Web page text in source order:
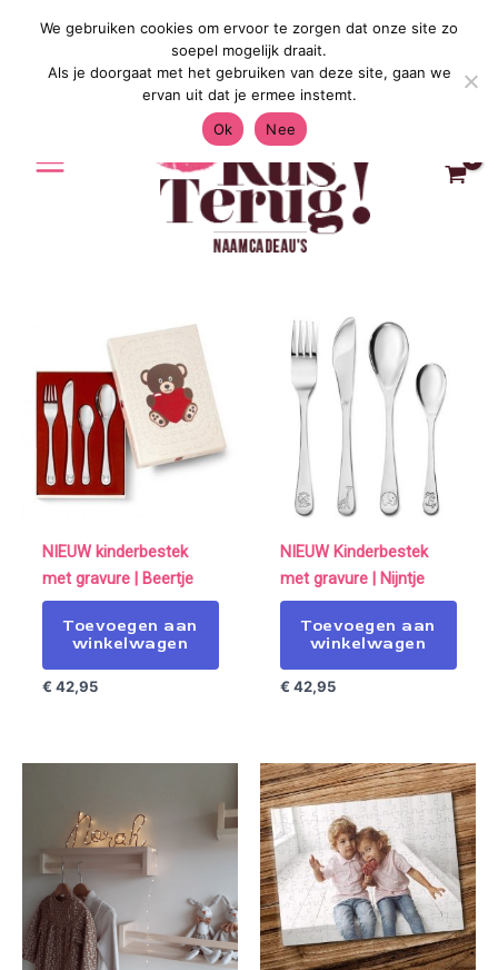
Gratis Verzending in Nederland & België
NIEUW kinderbestek
met gravure | Beertje
Toevoegen aan
winkelwagen
€ 42,95
NIEUW Kinderbestek
met gravure | Nijntje
Toevoegen aan
winkelwagen
€ 42,95
We gebruiken cookies om ervoor te zorgen dat onze site zo
soepel mogelijk draait.
Als je doorgaat met het gebruiken van deze site, gaan we
ervan uit dat je ermee instemt.
Ok
Nee